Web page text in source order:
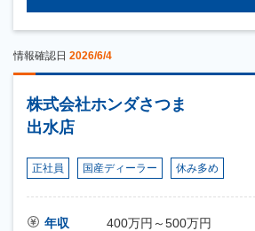
情報確認日 2026/6/4
株式会社ホンダさつま
出水店
正社員 国産ディーラー 休み多め
年収
400万円～500万円